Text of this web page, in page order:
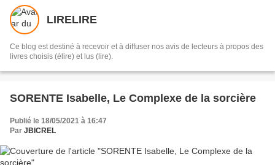
LIRELIRE
Ce blog est destiné à recevoir et à diffuser nos avis de lecteurs à propos des
livres choisis (élire) et lus (lire).
SORENTE Isabelle, Le Complexe de la sorcière
Publié le 18/05/2021 à 16:47
Par JBICREL